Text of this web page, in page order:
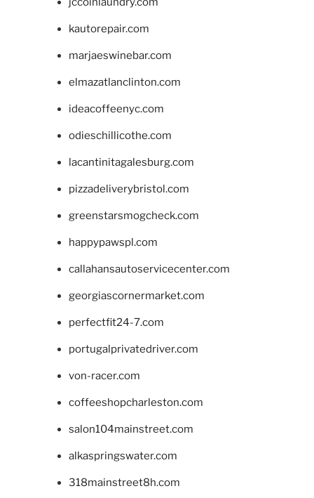
kautorepair.com
marjaeswinebar.com
elmazatlanclinton.com
ideacoffeenyc.com
odieschillicothe.com
lacantinitagalesburg.com
pizzadeliverybristol.com
greenstarsmogcheck.com
happypawspl.com
callahansautoservicecenter.com
georgiascornermarket.com
perfectfit24-7.com
portugalprivatedriver.com
von-racer.com
coffeeshopcharleston.com
salon104mainstreet.com
alkaspringswater.com
318mainstreet8h.com